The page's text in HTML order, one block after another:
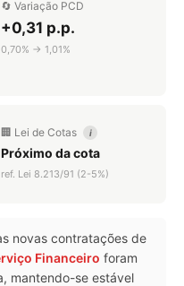
🔄 Variação PCD
+0,31 p.p.
0,70% → 1,01%
🏢 Lei de Cotas i
Próximo da cota
ref. Lei 8.213/91 (2-5%)
novas contratações de
Financeiro foram
mantendo-se estável